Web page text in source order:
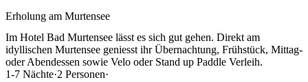
Erholung am Murtensee
Im Hotel Bad Murtensee lässt es sich gut gehen. Direkt am
idyllischen Murtensee geniesst ihr Übernachtung, Frühstück, Mittag-
oder Abendessen sowie Velo oder Stand up Paddle Verleih.
1-7 Nächte·2 Personen·